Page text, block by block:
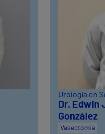
Urología en
Dr. Edwin
González
Vasectomía